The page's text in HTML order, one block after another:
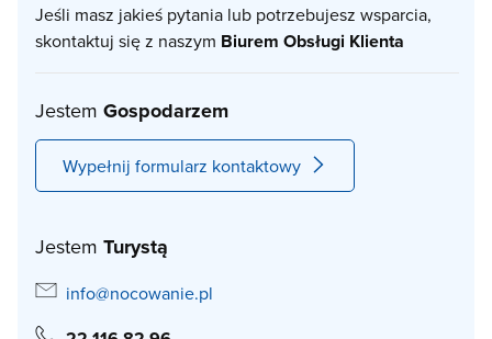
Jeśli masz jakieś pytania lub potrzebujesz wsparcia,
skontaktuj się z naszym Biurem Obsługi Klienta
Jestem Gospodarzem
Wypełnij formularz kontaktowy
Jestem Turystą
info@nocowanie.pl